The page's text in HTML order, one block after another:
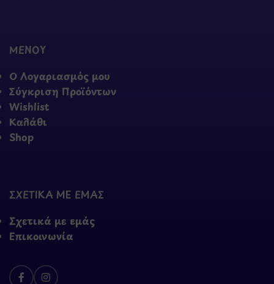
ΜΕΝΟΥ
Ο Λογαριασμός μου
Σύγκριση Προϊόντων
Wishlist
Καλάθι
Shop
ΣΧΕΤΙΚΑ ΜΕ ΕΜΑΣ
Σχετικά με εμάς
Επικοινωνία